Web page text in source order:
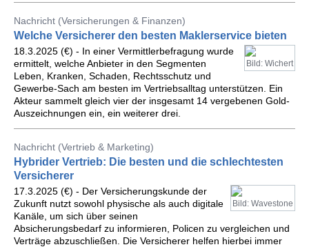
Nachricht (Versicherungen & Finanzen)
Welche Versicherer den besten Maklerservice bieten
Bild: Wichert
18.3.2025 (€) - In einer Vermittlerbefragung wurde
ermittelt, welche Anbieter in den Segmenten
Leben, Kranken, Schaden, Rechtsschutz und
Gewerbe-Sach am besten im Vertriebsalltag unterstützen. Ein
Akteur sammelt gleich vier der insgesamt 14 vergebenen Gold-
Auszeichnungen ein, ein weiterer drei.
Nachricht (Vertrieb & Marketing)
Hybrider Vertrieb: Die besten und die schlechtesten
Versicherer
Bild: Wavestone
17.3.2025 (€) - Der Versicherungskunde der
Zukunft nutzt sowohl physische als auch digitale
Kanäle, um sich über seinen
Absicherungsbedarf zu informieren, Policen zu vergleichen und
Verträge abzuschließen. Die Versicherer helfen hierbei immer